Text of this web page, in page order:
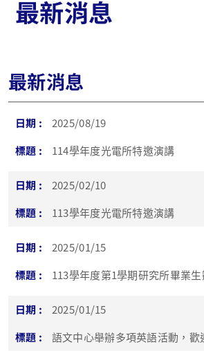
最新消息
最新消息
2025/08/19
114學年度光電所特邀演講
2025/02/10
113學年度光電所特邀演講
2025/01/15
113學年度第1學期研究所畢業
2025/01/15
語文中心舉辦多項英語活動，歡